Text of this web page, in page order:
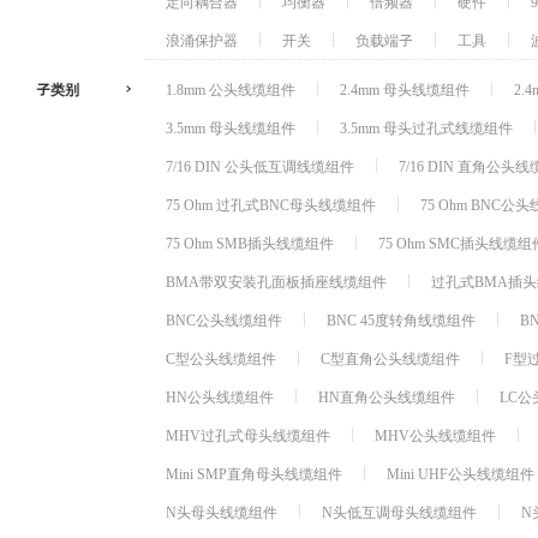
浪涌保护器
开关 负载端子 工具
子类别 1.8mm 公头线缆组件 2.4mm 母头线缆组件
3.5mm 母头线缆组件
3.5mm 母头过孔式线缆组件
7/16 DIN 公头低互调线缆组件
7/16 DIN 直角公头线
75 Ohm 过孔式BNC母头线缆组件
75 Ohm BNC公头
75 Ohm SMB插头线缆组件
75 Ohm SMC插头线缆组
BMA带双安装孔面板插座线缆组件
过孔式BMA插
BNC公头线缆组件
BNC 45度转角线缆组件
C型公头线缆组件
C型直角公头线缆组件
F型
HN公头线缆组件
HN直角公头线缆组件
LC公
MHV过孔式母头线缆组件
MHV公头线缆组件
Mini SMP直角母头线缆组件
Mini UHF公头线缆组件
N头母头线缆组件
N头低互调母头线缆组件 N